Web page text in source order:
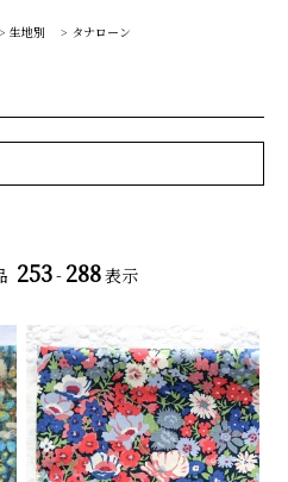
> 生地別 > タナローン
253- 288表示